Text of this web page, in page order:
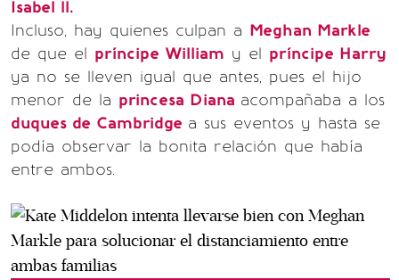
Isabel ll.
Incluso, hay quienes culpan a Meghan Markle
de que el príncipe William y el príncipe Harry
ya no se lleven igual que antes, pues el hijo
menor de la princesa Diana acompañaba a los
duques de Cambridge a sus eventos y hasta se
podía observar la bonita relación que había
entre ambos.